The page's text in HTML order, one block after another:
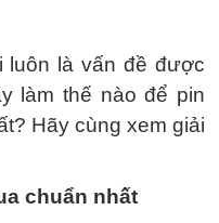
luôn là vấn đề được
làm thế nào để pin
Hãy cùng xem giải
chuẩn nhất